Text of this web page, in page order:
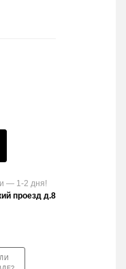
— 1-2 дня!
проезд д.8